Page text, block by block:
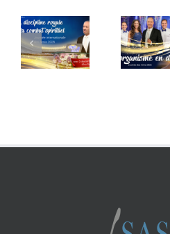
internationale
des
Amis
des
Amis
2026